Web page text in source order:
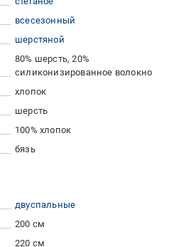
всесезонный
шерстяной
80% шерсть, 20%
силиконизированное волокно
хлопок
шерсть
100% хлопок
бязь
двуспальные
200 см
220 см